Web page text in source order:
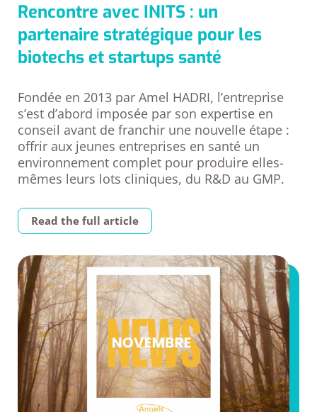
Rencontre avec INITS : un
partenaire stratégique pour les
biotechs et startups santé
Fondée en 2013 par Amel HADRI, l’entreprise
s’est d’abord imposée par son expertise en
conseil avant de franchir une nouvelle étape :
offrir aux jeunes entreprises en santé un
environnement complet pour produire elles-
mêmes leurs lots cliniques, du R&D au GMP.
Read the full article